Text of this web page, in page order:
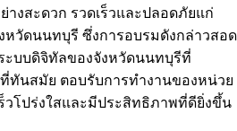
งสะดวก รวดเร็วและปลอดภัยแก่
หวัดนนทบุรี ซึ่งการอบรมดังกล่าวสอด
บบดิจิทัลของจังหวัดนนทบุรีที่
ที่ทันสมัย ตอบรับการทำงานของหน่วย
วโปร่งใสและมีประสิทธิภาพที่ดียิ่งขึ้น